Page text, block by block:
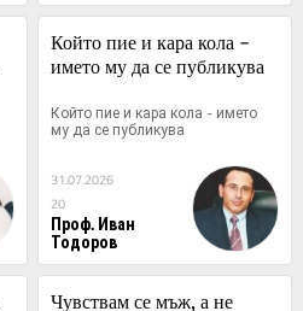
Който пие и кара кола -
името му да се публикува
Който пие и кара кола - името
му да се публикува
31.07.2026
20
Проф. Иван
Тодоров
Чувствам се мъж, а не